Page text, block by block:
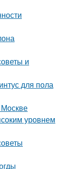
и
для пола
Москве
уровнем